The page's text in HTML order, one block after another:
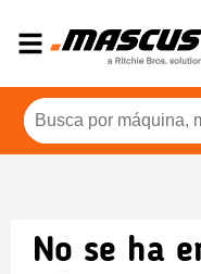
No se ha